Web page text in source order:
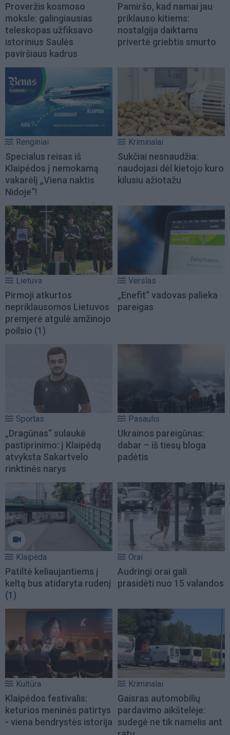
Proveržis kosmoso
moksle: galingiausias
teleskopas užfiksavo
istorinius Saulės
paviršiaus kadrus
Pamiršo, kad namai jau
priklauso kitiems:
nostalgija daiktams
privertė griebtis smurto
Renginiai
Specialus reisas iš
Klaipėdos į nemokamą
vakarėlį „Viena naktis
Nidoje“!
Kriminalai
Sukčiai nesnaudžia:
naudojasi dėl kietojo kuro
kilusiu ažiotažu
Lietuva
Pirmoji atkurtos
nepriklausomos Lietuvos
premjerė atgulė amžinojo
poilsio (1)
Verslas
„Enefit“ vadovas palieka
pareigas
Sportas
„Dragūnas“ sulaukė
pastiprinimo: į Klaipėdą
atvyksta Sakartvelo
rinktinės narys
Pasaulis
Ukrainos pareigūnas:
dabar – iš tiesų bloga
padėtis
Klaipėda
Patiltė keliaujantiems į
keltą bus atidaryta rudenį
(1)
Orai
Audringi orai gali
prasidėti nuo 15 valandos
Kultūra
Klaipėdos festivalis:
keturios meninės patirtys
- viena bendrystės istorija
Kriminalai
Gaisras automobilių
pardavimo aikštelėje:
sudegė ne tik namelis ant